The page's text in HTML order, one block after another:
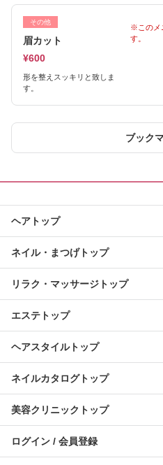
その他
眉カット
¥600
形を整えスッキリと致しま
す。
※このメ
す。
ブック
ヘアトップ
ネイル・まつげトップ
リラク・マッサージトップ
エステトップ
ヘアスタイルトップ
ネイルカタログトップ
美容クリニックトップ
ログイン / 会員登録